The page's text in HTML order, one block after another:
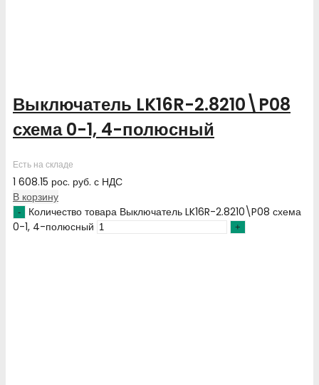
Выключатель LK16R-2.8210\P08
схема 0-1, 4-полюсный
Есть на складе
1 608.15 рос. руб. с НДС
В корзину
Количество товара Выключатель LK16R-2.8210\P08 схема
0-1, 4-полюсный